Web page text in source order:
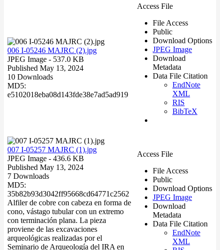
006 I-05246 MAJRC (2).jpg
JPEG Image - 537.0 KB
Published May 13, 2024
10 Downloads
MD5:
e5102018eba08d143fde38e7ad5ad919
Access File
File Access
Public
Download Options
JPEG Image
Download
Metadata
Data File Citation
EndNote
XML
RIS
BibTeX
007 I-05257 MAJRC (1).jpg
JPEG Image - 436.6 KB
Published May 13, 2024
7 Downloads
MD5:
35b82b93d3042ff95668cd64771c2562
Alfiler de cobre con cabeza en forma de
cono, vástago tubular con un extremo
con terminación plana. La pieza
proviene de las excavaciones
arqueológicas realizadas por el
Seminario de Arqueología del IRA en
Access File
File Access
Public
Download Options
JPEG Image
Download
Metadata
Data File Citation
EndNote
XML